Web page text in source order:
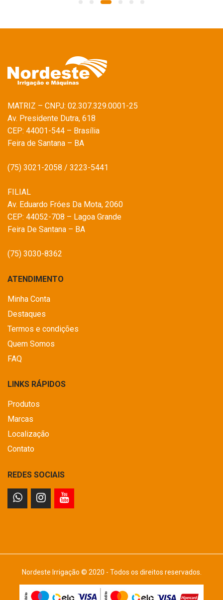
MATRIZ – CNPJ: 02.307.329.0001-25
Av. Presidente Dutra, 618
CEP: 44001-544 – Brasília
Feira de Santana – BA
(75) 3021-2058 / 3223-5441
FILIAL
Av. Eduardo Fróes Da Mota, 2060
CEP: 44052-708 – Lagoa Grande
Feira De Santana – BA
(75) 3030-8362
ATENDIMENTO
Minha Conta
Destaques
Termos e condições
Quem Somos
FAQ
LINKS RÁPIDOS
Produtos
Marcas
Localização
Contato
REDES SOCIAIS
Nordeste Irrigação © 2020 - Todos os direitos reservados.